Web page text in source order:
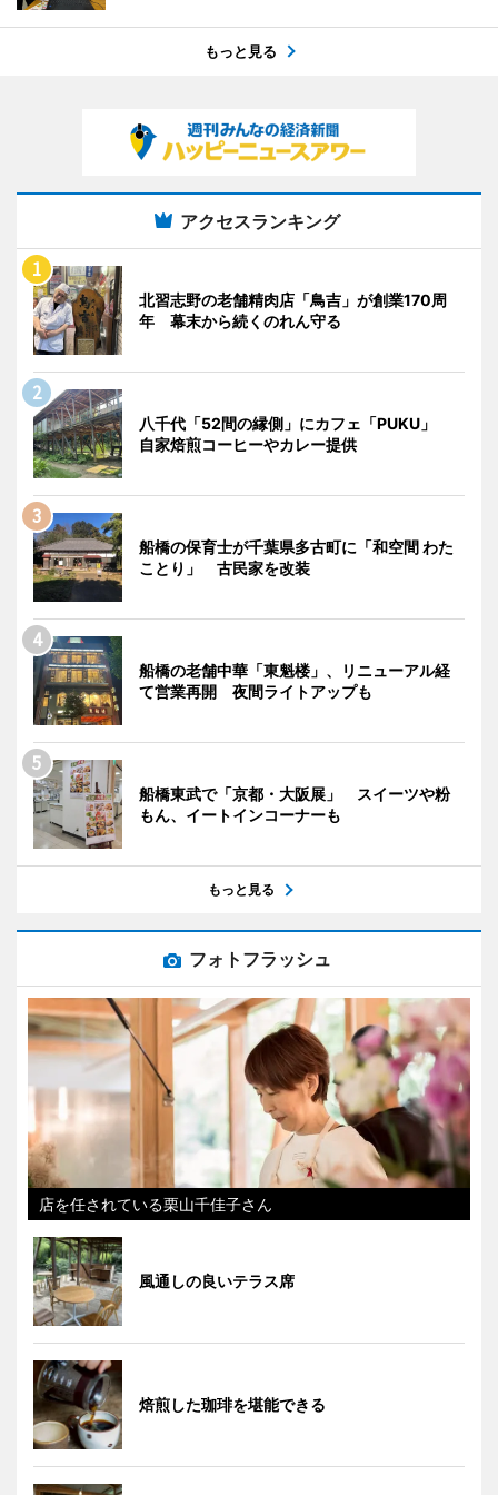
もっと見る
アクセスランキング
北習志野の老舗精肉店「鳥吉」が創業170周
年 幕末から続くのれん守る
八千代「52間の縁側」にカフェ「PUKU」
自家焙煎コーヒーやカレー提供
船橋の保育士が千葉県多古町に「和空間 わた
ことり」 古民家を改装
船橋の老舗中華「東魁楼」、リニューアル経
て営業再開 夜間ライトアップも
船橋東武で「京都・大阪展」 スイーツや粉
もん、イートインコーナーも
もっと見る
フォトフラッシュ
店を任されている栗山千佳子さん
風通しの良いテラス席
焙煎した珈琲を堪能できる